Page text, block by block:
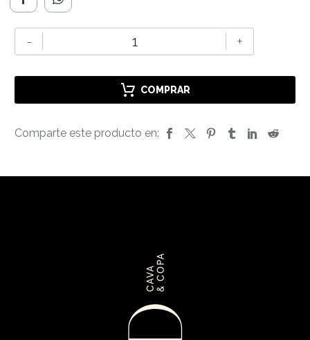
-
QUESO
MAITIA
cantidad
+
COMPRAR
Comparte este producto en: